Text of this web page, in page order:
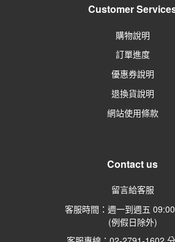
Customer
購物說明
訂單進度
優惠券說明
退換貨說明
網站使用條款
Contact us
留言給客服
客服時間：週一到週五
(例假日除外)